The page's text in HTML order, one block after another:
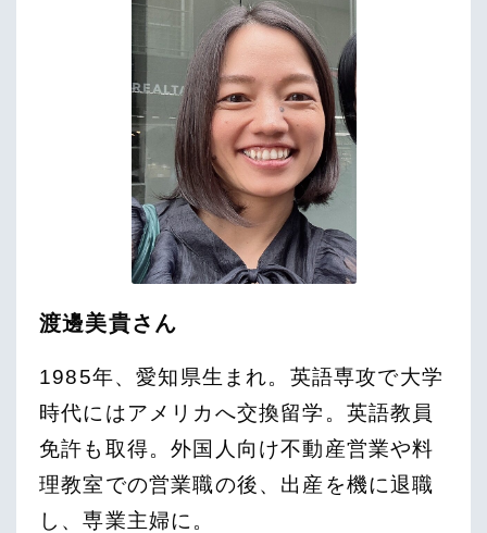
渡邊美貴さん
1985年、愛知県生まれ。英語専攻で大学
時代にはアメリカへ交換留学。英語教員
免許も取得。外国人向け不動産営業や料
理教室での営業職の後、出産を機に退職
し、専業主婦に。